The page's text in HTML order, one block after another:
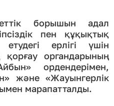
борышын адал
пен құқықтық
етудегі ерлігі үшін
органдарының
ордендерімен,
және «Жауынгерлік
марапатталды.